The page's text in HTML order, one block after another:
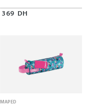
369 DH
MAPED